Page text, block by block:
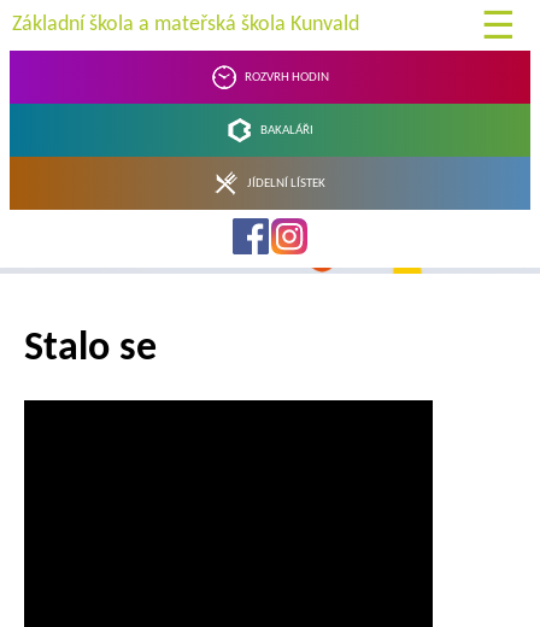
Základní škola a mateřská škola Kunvald
Rozvrh hodin
Bakaláři
Jídelní lístek
☰
Stalo se